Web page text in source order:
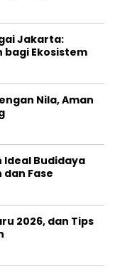
Jakarta:
bagi Ekosistem
Nila, Aman
Ideal Budidaya
Fase
2026, dan Tips